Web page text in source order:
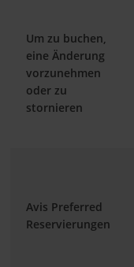
Um zu buchen,
eine Änderung
vorzunehmen
oder zu
stornieren
Avis Preferred
Reservierungen